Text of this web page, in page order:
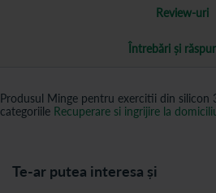
Review-uri
Întrebări și
Produsul Minge pentru exercitii din silicon
categoriile Recuperare si ingrijire la
Te-ar putea interesa și